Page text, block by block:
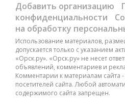
Добавить организацию
конфиденциальности
на обработку
Использование материалов,
допускается только с указанием
«Орск.ру». «Орск.ру» не несет
объявлений, комментариев и
Комментарии к материалам сайта
посетителей сайта. Любой
содержимого сайта запрещен.